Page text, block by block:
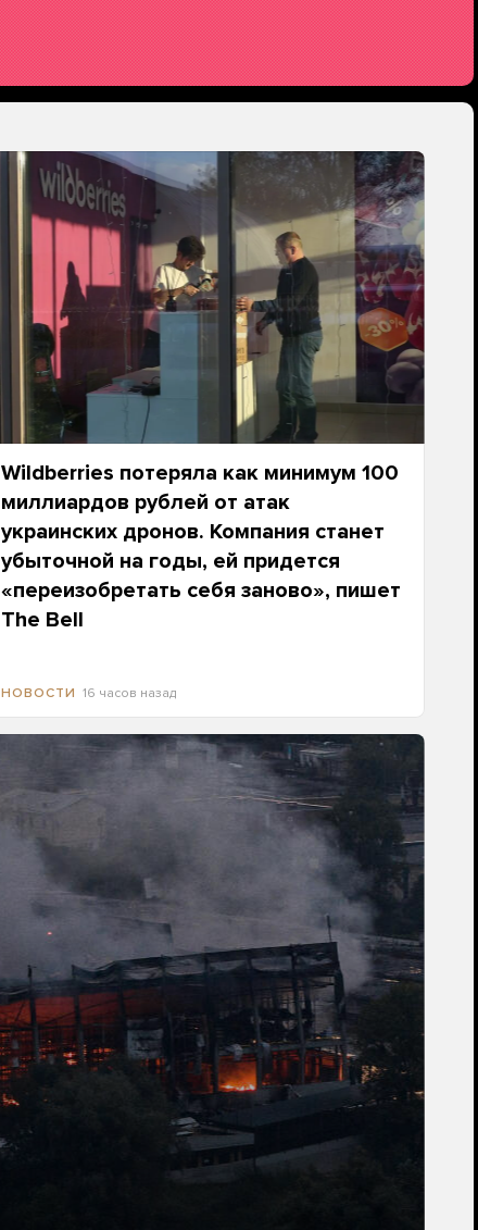
Wildberries потеряла как минимум 100
миллиардов рублей от атак
украинских дронов. Компания станет
убыточной на годы, ей придется
«переизобретать себя заново», пишет
The Bell
НОВОСТИ 16 часов назад